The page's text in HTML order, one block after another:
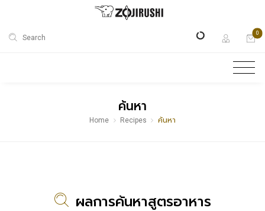
Search
0
ค้นหา
Home Recipes ค้นหา
ผลการค้นหาสูตรอาหาร